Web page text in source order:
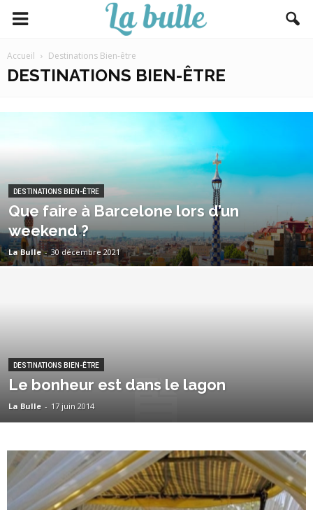
Accueil Destinations Bien-être
DESTINATIONS BIEN-ÊTRE
DESTINATIONS BIEN-ÊTRE
Que faire à Barcelone lors d’un
weekend ?
La Bulle - 30 décembre 2021
DESTINATIONS BIEN-ÊTRE
Le bonheur est dans le lagon
La Bulle - 17 juin 2014